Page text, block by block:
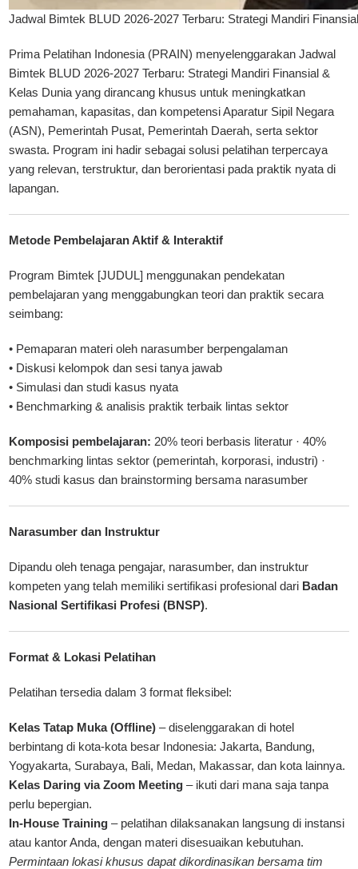
Jadwal Bimtek BLUD 2026-2027 Terbaru: Strategi Mandiri
Prima Pelatihan Indonesia (PRAIN) menyelenggarakan Jadwal
Bimtek BLUD 2026-2027 Terbaru: Strategi Mandiri Finansial &
Kelas Dunia yang dirancang khusus untuk meningkatkan
pemahaman, kapasitas, dan kompetensi Aparatur Sipil Negara
(ASN), Pemerintah Pusat, Pemerintah Daerah, serta sektor
swasta. Program ini hadir sebagai solusi pelatihan terpercaya
yang relevan, terstruktur, dan berorientasi pada praktik nyata di
lapangan.
Metode Pembelajaran Aktif & Interaktif
Program Bimtek [JUDUL] menggunakan pendekatan
pembelajaran yang menggabungkan teori dan praktik secara
seimbang:
• Pemaparan materi oleh narasumber berpengalaman
• Diskusi kelompok dan sesi tanya jawab
• Simulasi dan studi kasus nyata
• Benchmarking & analisis praktik terbaik lintas sektor
Komposisi pembelajaran: 20% teori berbasis literatur · 40%
benchmarking lintas sektor (pemerintah, korporasi, industri) ·
40% studi kasus dan brainstorming bersama narasumber
Narasumber dan Instruktur
Dipandu oleh tenaga pengajar, narasumber, dan instruktur
kompeten yang telah memiliki sertifikasi profesional dari Badan
Nasional Sertifikasi Profesi (BNSP).
Format & Lokasi Pelatihan
Pelatihan tersedia dalam 3 format fleksibel:
Kelas Tatap Muka (Offline) – diselenggarakan di hotel
berbintang di kota-kota besar Indonesia: Jakarta, Bandung,
Yogyakarta, Surabaya, Bali, Medan, Makassar, dan kota lainnya.
Kelas Daring via Zoom Meeting – ikuti dari mana saja tanpa
perlu bepergian.
In-House Training – pelatihan dilaksanakan langsung di instansi
atau kantor Anda, dengan materi disesuaikan kebutuhan.
Permintaan lokasi khusus dapat dikordinasikan bersama tim